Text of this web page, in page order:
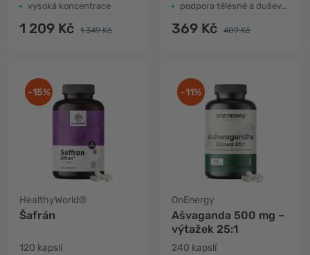
vysoká koncentrace
1 209 Kč 1 349 Kč
podpora tělesné a duševní výkonnosti
369 Kč 409 Kč
-15%
HealthyWorld®
Šafrán
120 kapslí
-11%
OnEnergy
Ašvaganda 500 mg –
výtažek 25:1
240 kapslí